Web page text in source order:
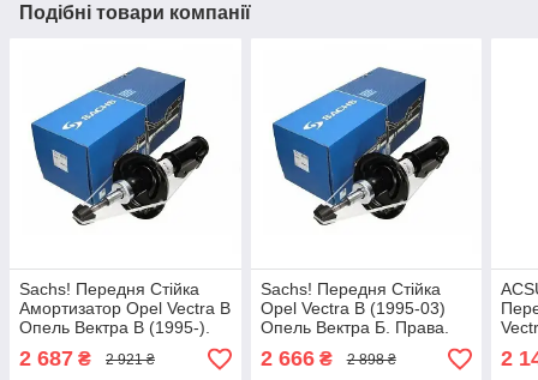
Подібні товари компанії
Sachs! Передня Стійка
Амортизатор Opel Vectra B
Опель Вектра B (1995-).
Права. 312298 , 334600
Сакс!
2 687 ₴ 2 921 ₴
Sachs! Передня Стійка
Opel Vectra B (1995-03)
Опель Вектра Б. Права.
312320 , 333715 Сакс!
2 666₴ 2 898 ₴ 2